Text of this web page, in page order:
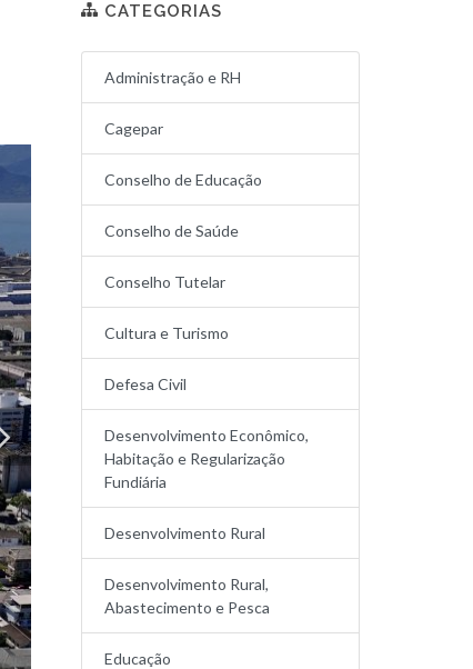
CATEGORIAS
Administração e RH
Cagepar
Conselho de Educação
Conselho de Saúde
Conselho Tutelar
Cultura e Turismo
Defesa Civil
Desenvolvimento Econômico,
Habitação e Regularização
Fundiária
Desenvolvimento Rural
Desenvolvimento Rural,
Abastecimento e Pesca
Educação